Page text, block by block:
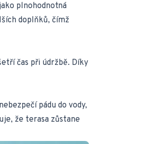
plnohodnotná
doplňků, čímž
čas při údržbě. Díky
pádu do vody,
že terasa zůstane